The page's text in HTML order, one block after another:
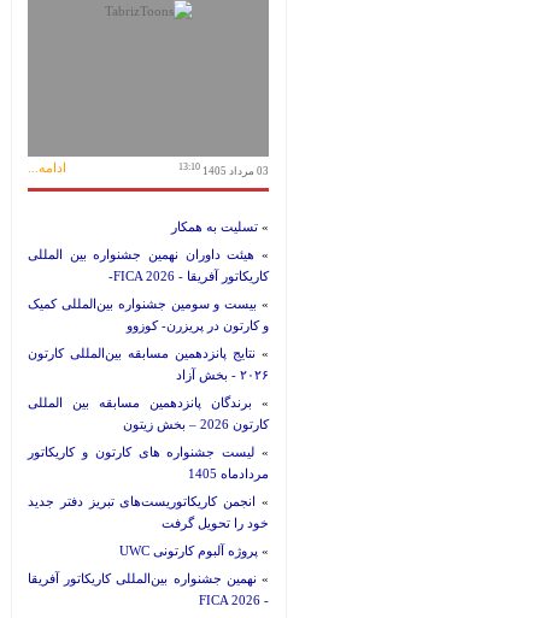
03 مرداد 1405 13:10 ادامه...
» تسلیت به همکار
» هیئت داوران نهمین جشنواره بین المللی
کاریکاتور آفریقا - FICA 2026-
» بیست و سومین جشنواره بین‌المللی کمیک
و کارتون در پریزرن- کوزوو
» نتایج پانزدهمین مسابقه بین‌المللی کارتون
۲۰۲۶ - بخش آزاد
» برندگان پانزدهمین مسابقه بین المللی
کارتون 2026 – بخش زیتون
» لیست جشنواره های کارتون و کاریکاتور
مردادماه 1405
» انجمن کاریکاتوریست‌های تبریز دفتر جدید
خود را تحویل گرفت
» پروژه آلبوم کارتونی UWC
» نهمین جشنواره بین‌المللی کاریکاتور آفریقا
- FICA 2026